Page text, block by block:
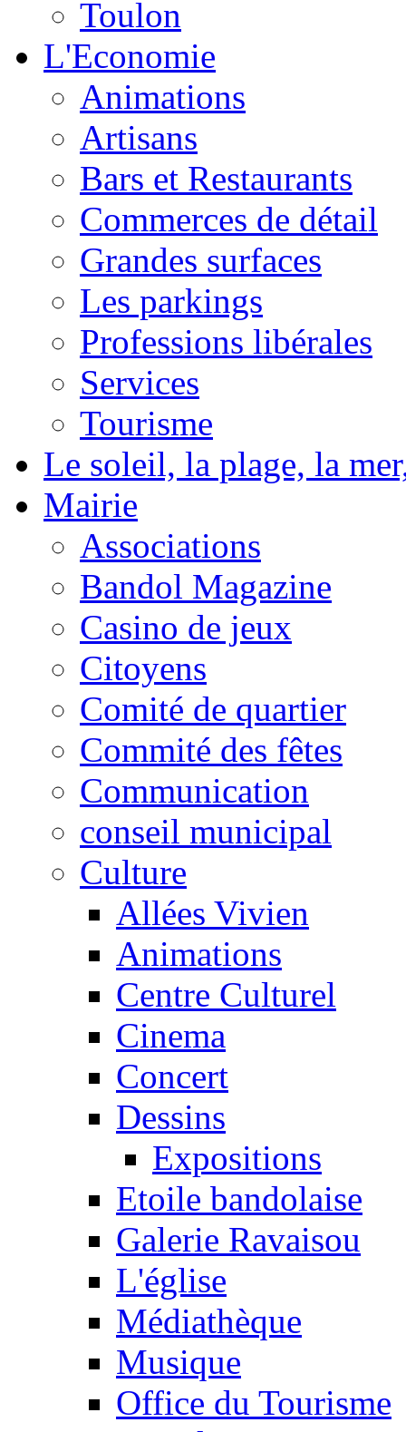
Toulon
L'Economie
Animations
Artisans
Bars et Restaurants
Commerces de détail
Grandes surfaces
Les parkings
Professions libérales
Services
Tourisme
Le soleil, la plage, la
Mairie
Associations
Bandol Magazine
Casino de jeux
Citoyens
Comité de quartier
Commité des fêtes
Communication
conseil municipal
Culture
Allées Vivien
Animations
Centre Culturel
Cinema
Concert
Dessins
Expositions
Etoile bandolaise
Galerie Ravaisou
L'église
Médiathèque
Musique
Office du Tourisme